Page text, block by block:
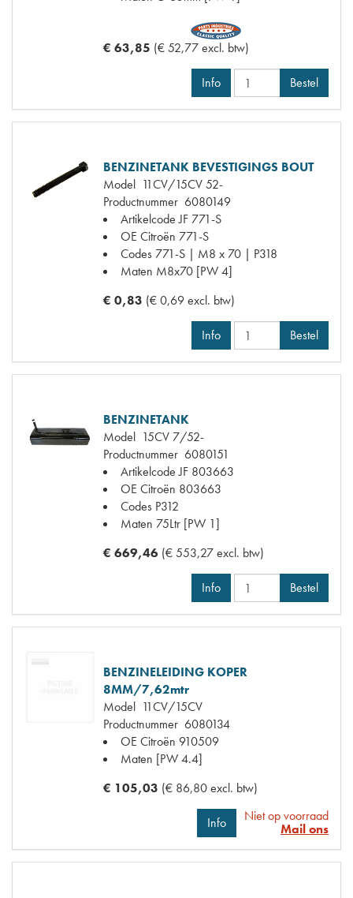
€ 63,85 (€ 52,77 excl. btw)
Info Bestel
BENZINETANK BEVESTIGINGS BOUT
Model 11CV/15CV 52-
Productnummer 6080149
Artikelcode JF 771-S
OE Citroën 771-S
Codes 771-S | M8 x 70 | P318
Maten M8x70 [PW 4]
€ 0,83 (€ 0,69 excl. btw)
Info Bestel
BENZINETANK
Model 15CV 7/52-
Productnummer 6080151
Artikelcode JF 803663
OE Citroën 803663
Codes P312
Maten 75Ltr [PW 1]
€ 669,46 (€ 553,27 excl. btw)
Info Bestel
BENZINELEIDING KOPER
8MM/7,62mtr
Model 11CV/15CV
Productnummer 6080134
OE Citroën 910509
Maten [PW 4.4]
€ 105,03 (€ 86,80 excl. btw)
Info
Niet op voorraad
Mail ons